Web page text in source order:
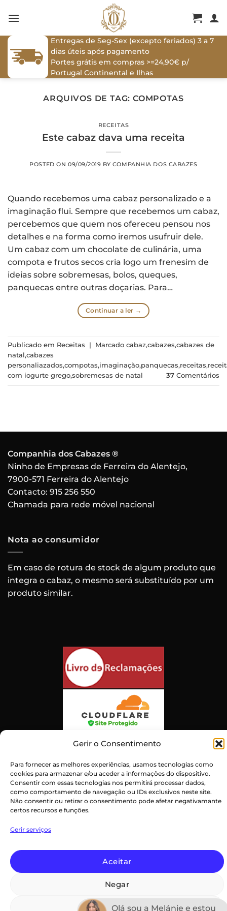
Gerir o Consentimento
Para fornecer as melhores experiências, usamos tecnologias como
cookies para armazenar e/ou aceder a informações do dispositivo.
Consentir com essas tecnologias nos permitirá processar dados,
como comportamento de navegação ou IDs exclusivos neste site.
Não consentir ou retirar o consentimento pode afetar negativamante
certos recursos e funções.
Gerir serviços
Aceitar
Negar
Ver preferências
Entregas de Seg-Sex (excepto feriados) 3 a 7
dias úteis após pagamento
Portes grátis em compras >=24,90€ p/
Portugal Continental e Ilhas
ARQUIVOS DE TAG:COMPOTAS
RECEITAS
Este cabaz dava uma receita
POSTED ON 09/09/2019 BY COMPANHIA DOS CABAZES
Quando recebemos uma cabaz personalizado e a
imaginação flui. Sempre que recebemos um cabaz,
percebemos que quem nos ofereceu pensou nos
detalhes e na forma como iremos usufruir dele.
Um cabaz com um chocolate de culinária, uma
compota e frutos secos cria logo um frenesim de
ideias sobre sobremesas, bolos, queques,
panquecas entre outras doçarias. Para…
Continuar a ler →
Publicado em Receitas | Marcado cabaz,cabazes,cabazes de
natal,cabazes
personaliazados,compotas,imaginação,panquecas,receitas,
com iogurte grego,sobremesas de natal 37 Comentários
Companhia dos Cabazes ®
Ninho de Empresas de Ferreira do Alentejo,
7900-571 Ferreira do Alentejo
Contacto: 915 256 550
Chamada para rede móvel nacional
Nota ao consumidor
Em caso de rotura de stock de algum produto que
integra o cabaz, o mesmo será substituído por um
produto similar.
Atendimento ao Cliente Excepcional
Certificado:Trustindex
Isenção de Responsabilidade
Copyright 2026 ©
Olá sou a Melánie e estou